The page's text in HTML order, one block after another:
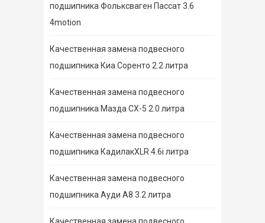
подшипника Фольксваген Пассат 3.6
4motion
Качественная замена подвесного
подшипника Киа Соренто 2.2 литра
Качественная замена подвесного
подшипника Мазда СХ-5 2.0 литра
Качественная замена подвесного
подшипника КадилакXLR 4.6i литра
Качественная замена подвесного
подшипника Ауди А8 3.2 литра
Качественная замена подвесного